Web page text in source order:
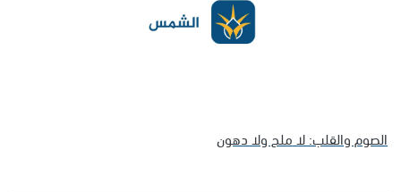
الصوم والقلب: لا ملح ولا دهون